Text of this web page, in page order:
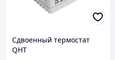
Сдвоенный термостат
QHT